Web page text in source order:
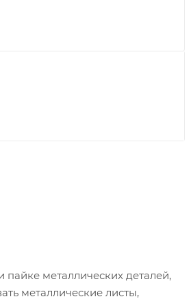
пайке металлических деталей,
металлические листы,